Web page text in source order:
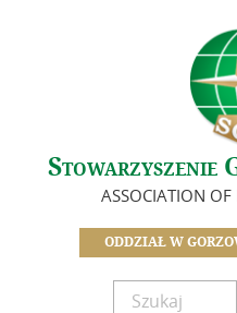
Stowarzyszenie
ASSOCIATION OF
ODDZIAŁ W
O
Zasłużeni
Zostań